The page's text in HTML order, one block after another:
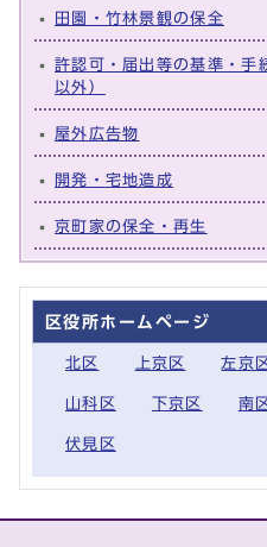
田園・竹林景観の保全
許認可・届出等の基準・手
以外）
屋外広告物
開発・宅地造成
京町家の保全・再生
区役所ホームページ
北区 上京区 左京
山科区 下京区 南
伏見区